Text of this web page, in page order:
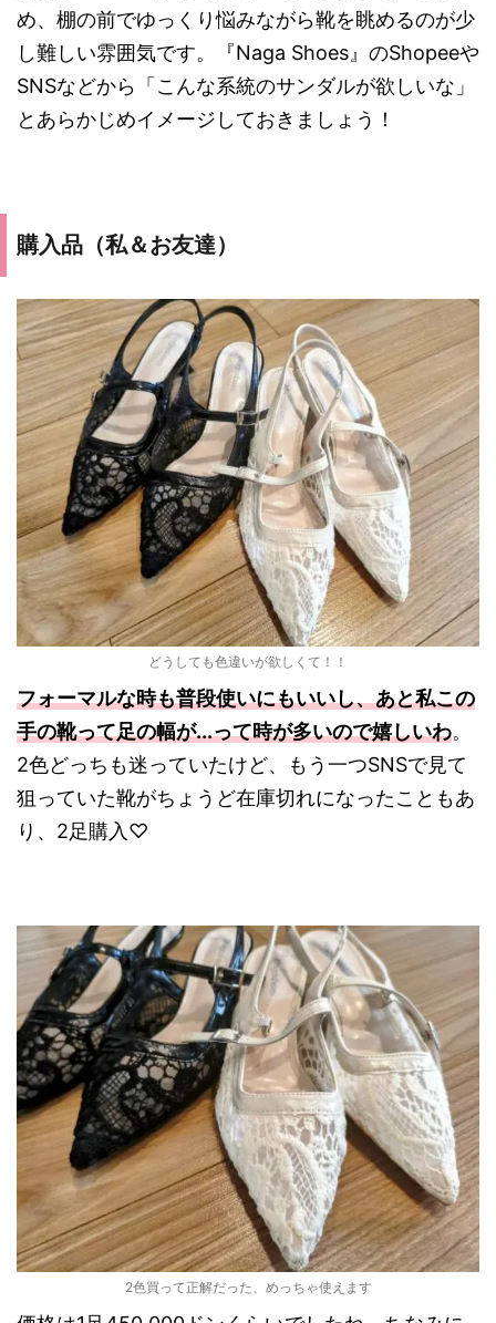
め、棚の前でゆっくり悩みながら靴を眺めるのが少
し難しい雰囲気です。『Naga Shoes』のShopeeや
SNSなどから「こんな系統のサンダルが欲しいな」
とあらかじめイメージしておきましょう！
購入品（私＆お友達）
どうしても色違いが欲しくて！！
フォーマルな時も普段使いにもいいし、あと私この
手の靴って足の幅が...って時が多いので嬉しいわ。
2色どっちも迷っていたけど、もう一つSNSで見て
狙っていた靴がちょうど在庫切れになったこともあ
り、2足購入♡
2色買って正解だった、めっちゃ使えます